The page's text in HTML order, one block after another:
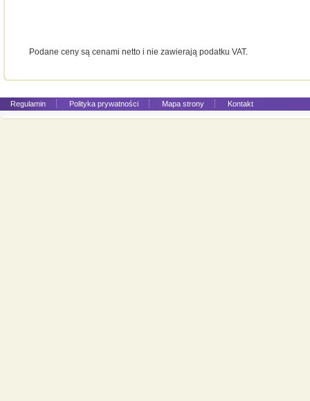
Podane ceny są cenami netto i nie zawierają podatku VAT.
Regulamin Polityka prywatności Mapa strony Kontakt